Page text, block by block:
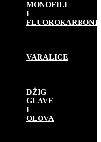
MONOFILI
I
FLUOROKARBONI
VARALICE
DŽIG
GLAVE
I
OLOVA